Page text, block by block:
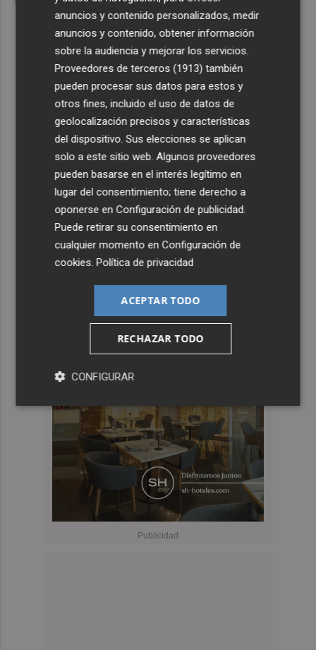
anuncios y contenido personalizados, medir
anuncios y contenido, obtener información
sobre la audiencia y mejorar los servicios.
Proveedores de terceros (1913) también
pueden procesar sus datos para estos y
otros fines, incluido el uso de datos de
geolocalización precisos y características
del dispositivo. Sus elecciones se aplican
solo a este sitio web. Algunos proveedores
pueden basarse en el interés legítimo en
lugar del consentimiento; tiene derecho a
oponerse enConfiguración de publicidad
Puede retirar su consentimiento en
cualquier momento enConfiguración de
cookies .Política de privacidad
ACEPTAR TODO
RECHAZAR TODO
CONFIGURAR